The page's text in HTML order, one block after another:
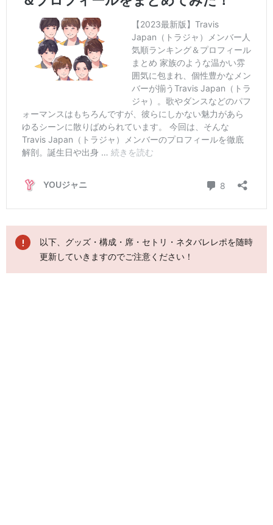
以下、グッズ・構成・席・セトリ・ネタバレレポを随時
更新していきますのでご注意ください！